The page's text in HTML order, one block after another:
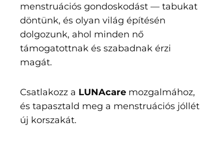
menstruációs gondoskodást — tabukat
döntünk, és olyan világ építésén
dolgozunk, ahol minden nő
támogatottnak és szabadnak érzi
magát.
Csatlakozz a LUNAcare mozgalmához,
és tapasztald meg a menstruációs jóllét
új korszakát.